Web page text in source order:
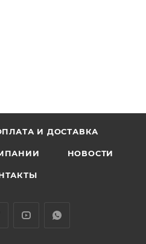
/ 1320109770A0 /
/ 1320109781B0 /
/ 1320109170B0 /
/ 1320129125C0 /
1320109790C0,
И ДОСТАВКА
НОВОСТИ